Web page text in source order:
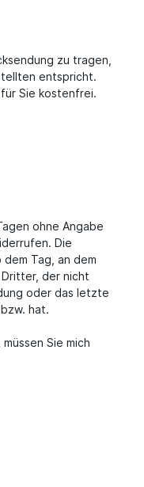
zu tragen,
entspricht.
Sie kostenfrei.
ohne Angabe
Die
Tag, an dem
der nicht
oder das letzte
hat.
Sie mich